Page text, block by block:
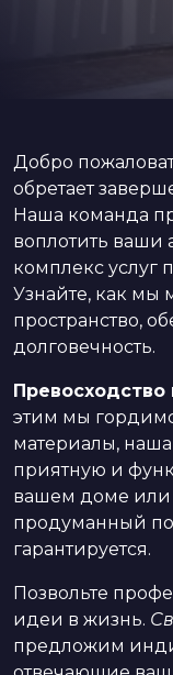
Добро
обретает
Наша команда
воплотить ваши
комплекс услуг
Узнайте, как мы
пространство,
долговечность.
этим мы
материалы, наша
приятную и
вашем доме или
продуманный
гарантируется.
Позвольте
идеи в жизнь.
предложим